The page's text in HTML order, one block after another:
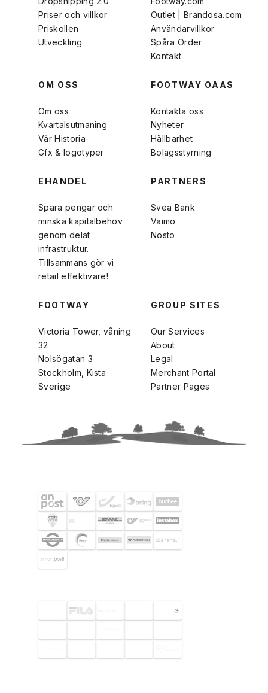
Priser och villkor
Priskollen
Utveckling
Outlet | Brandosa.com
Användarvillkor
Spåra Order
Kontakt
OM OSS
Om oss
Kvartalsutmaning
Vår Historia
Gfx & logotyper
FOOTWAY OAAS
Kontakta oss
Nyheter
Hållbarhet
Bolagsstyrning
EHANDEL
Spara pengar och
minska kapitalbehov
genom delat
infrastruktur.
Tillsammans gör vi
retail effektivare!
PARTNERS
Svea Bank
Vaimo
Nosto
FOOTWAY
Victoria Tower, våning
32
Nolsögatan 3
Stockholm, Kista
Sverige
GROUP SITES
Our Services
About
Legal
Merchant Portal
Partner Pages